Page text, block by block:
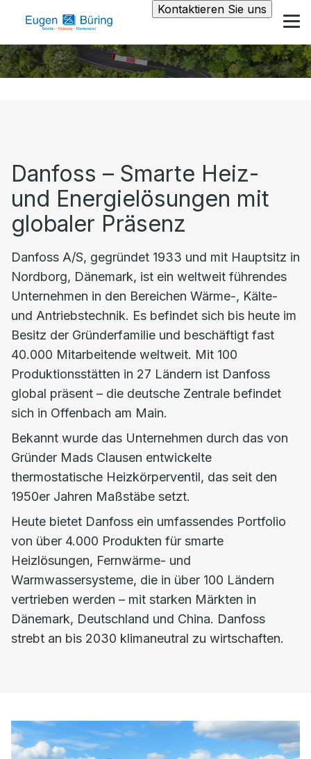
Kontaktieren Sie uns
Danfoss – Smarte Heiz-
und Energielösungen mit
globaler Präsenz
Danfoss A/S, gegründet 1933 und mit Hauptsitz in
Nordborg, Dänemark, ist ein weltweit führendes
Unternehmen in den Bereichen Wärme-, Kälte-
und Antriebstechnik. Es befindet sich bis heute im
Besitz der Gründerfamilie und beschäftigt fast
40.000 Mitarbeitende weltweit. Mit 100
Produktionsstätten in 27 Ländern ist Danfoss
global präsent – die deutsche Zentrale befindet
sich in Offenbach am Main.
Bekannt wurde das Unternehmen durch das von
Gründer Mads Clausen entwickelte
thermostatische Heizkörperventil, das seit den
1950er Jahren Maßstäbe setzt.
Heute bietet Danfoss ein umfassendes Portfolio
von über 4.000 Produkten für smarte
Heizlösungen, Fernwärme- und
Warmwassersysteme, die in über 100 Ländern
vertrieben werden – mit starken Märkten in
Dänemark, Deutschland und China. Danfoss
strebt an bis 2030 klimaneutral zu wirtschaften.